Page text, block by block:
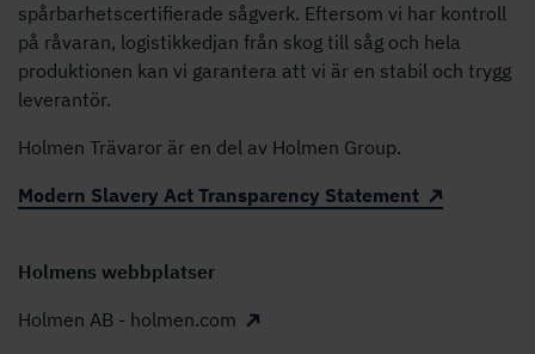
spårbarhetscertifierade sågverk. Eftersom vi har kontroll
på råvaran, logistikkedjan från skog till såg och hela
produktionen kan vi garantera att vi är en stabil och trygg
leverantör.
Holmen Trävaror är en del av Holmen Group.
Modern Slavery Act Transparency Statement
Holmens webbplatser
Holmen AB - holmen.com